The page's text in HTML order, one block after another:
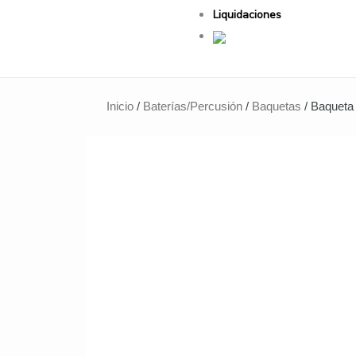
Liquidaciones
Inicio / Baterías/Percusión / Baquetas /